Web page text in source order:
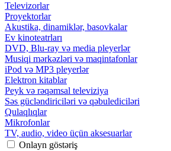
Televizorlar
Proyektorlar
Akustika, dinamiklər, basovkalar
Ev kinoteatrları
DVD, Blu-ray və media pleyerlər
Musiqi mərkəzləri və maqintafonlar
iPod və MP3 pleyerlər
Elektron kitablar
Peyk və rəqəmsal televiziya
Səs gücləndiriciləri və qəbulediciləri
Qulaqlıqlar
Mikrofonlar
TV, audio, video üçün aksesuarlar
Onlayn göstəriş